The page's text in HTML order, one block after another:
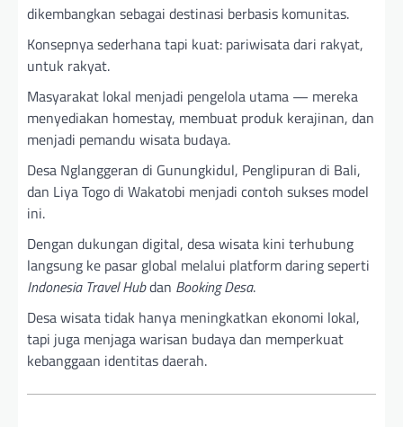
dikembangkan sebagai destinasi berbasis komunitas.
Konsepnya sederhana tapi kuat: pariwisata dari rakyat,
untuk rakyat.
Masyarakat lokal menjadi pengelola utama — mereka
menyediakan homestay, membuat produk kerajinan, dan
menjadi pemandu wisata budaya.
Desa Nglanggeran di Gunungkidul, Penglipuran di Bali,
dan Liya Togo di Wakatobi menjadi contoh sukses model
ini.
Dengan dukungan digital, desa wisata kini terhubung
langsung ke pasar global melalui platform daring seperti
Indonesia Travel Hubdan Booking Desa.
Desa wisata tidak hanya meningkatkan ekonomi lokal,
tapi juga menjaga warisan budaya dan memperkuat
kebanggaan identitas daerah.